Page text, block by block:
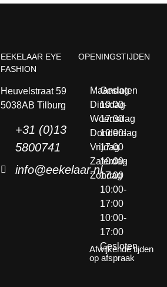
EEKELAAR EYE
FASHION
Heuvelstraat 59
5038AB Tilburg
+31 (0)13
5800741
info@eekelaar.nl
OPENINGSTIJDEN
Maandag
Dinsdag
Woensdag
Donderdag
Vrijdag
Zaterdag
Zondag
Gesloten
10:00-
17:00
10:00-
17:00
10:00-
17:00
10:00-
17:00
10:00-
17:00
Gesloten
Afwijkende tijden
op afspraak